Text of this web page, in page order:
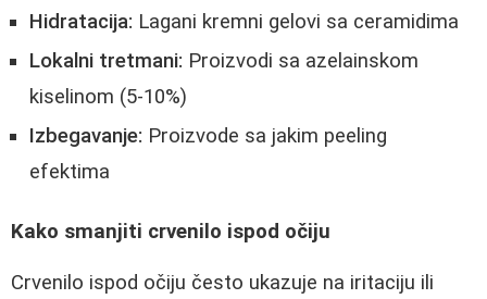
Hidratacija: Lagani kremni gelovi sa ceramidima
Lokalni tretmani: Proizvodi sa azelainskom
kiselinom (5-10%)
Izbegavanje: Proizvode sa jakim peeling
efektima
Kako smanjiti crvenilo ispod očiju
Crvenilo ispod očiju često ukazuje na iritaciju ili